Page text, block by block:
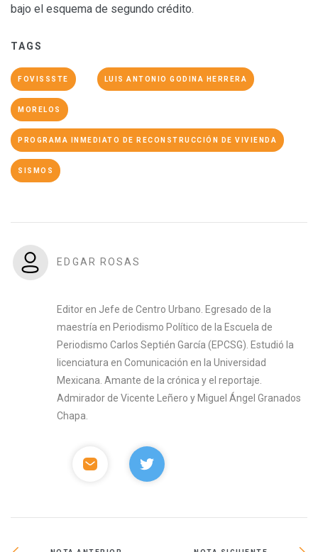
bajo el esquema de segundo crédito.
TAGS
FOVISSSTE LUIS ANTONIO GODINA HERRERA
MORELOS
PROGRAMA INMEDIATO DE RECONSTRUCCIÓN DE VIVIENDA
SISMOS
EDGAR ROSAS
Editor en Jefe de Centro Urbano. Egresado de la
maestría en Periodismo Político de la Escuela de
Periodismo Carlos Septién García (EPCSG). Estudió la
licenciatura en Comunicación en la Universidad
Mexicana. Amante de la crónica y el reportaje.
Admirador de Vicente Leñero y Miguel Ángel Granados
Chapa.